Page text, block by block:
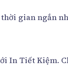
gian ngắn
In Tiết Kiệm.